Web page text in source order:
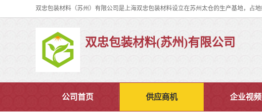
双忠包装材料(苏州)有限公司
公司首页 供应商机 企业视频